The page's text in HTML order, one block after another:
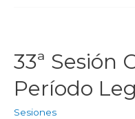
33ª Sesión
Período
Sesiones